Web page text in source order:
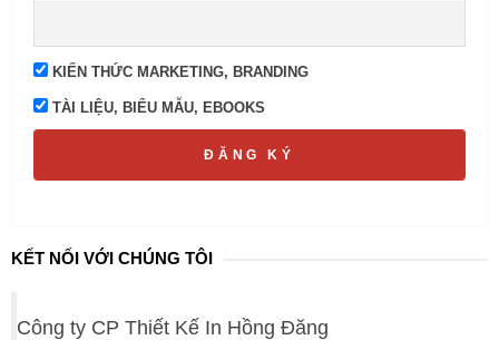
KIẾN THỨC MARKETING, BRANDING
TÀI LIỆU, BIỂU MẪU, EBOOKS
ĐĂNG KÝ
KẾT NỐI VỚI CHÚNG TÔI
Công ty CP Thiết Kế In Hồng Đăng